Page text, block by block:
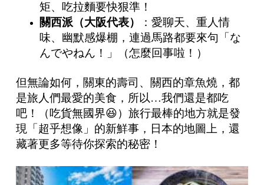
矩、吃拉麵要快狠準！
關西派（大阪代表）
：愛聊天、重人情
味、幽默感爆棚，連過馬路都要來句「な
んでやねん！」（怎麼回事啦！）
但無論如何，關東的壽司、關西的章魚燒，都
是旅人們最愛的美食，所以…我們還是都吃
吧！（吃貨無國界😆） 旅行最棒的地方就是發
現「超乎想像」的新鮮事，日本的地圖上，還
藏著更多等待你探索的秘密！